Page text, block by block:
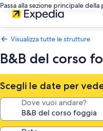
Passa alla sezione principale della
Visualizza tutte le strutture
B&B del corso
Scegli le date per
Dove vuoi andare?